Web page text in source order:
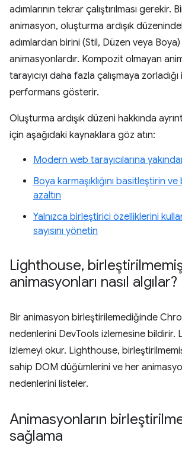
adımlarının tekrar çalıştırılması gerekir.
animasyon, oluşturma ardışık
adımlardan birini (Stil, Düzen veya
animasyonlardır. Kompozit olmayan
tarayıcıyı daha fazla çalışmaya
performans gösterir.
Oluşturma ardışık düzeni hakkında
için aşağıdaki kaynaklara göz atın:
Modern web tarayıcılarına
Boya karmaşıklığını basitleştirin ve
azaltın
Yalnızca birleştirici özelliklerini
sayısını yönetin
Lighthouse,
animasyonları nasıl algılar?
Bir animasyon birleştirilemediğinde
nedenlerini DevTools izlemesine bildirir.
izlemeyi okur. Lighthouse,
sahip DOM düğümlerini ve her
nedenlerini listeler.
Animasyonların
sağlama